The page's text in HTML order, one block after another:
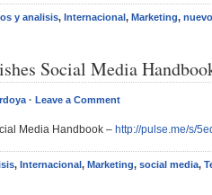
y analisis, Internacional, Marketing,
Social Media
· Leave a Comment
Media Handbook – http://pulse.me/s/
, Internacional, Marketing, social media,